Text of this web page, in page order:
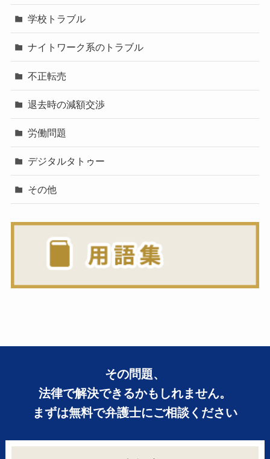
学校トラブル
ナイトワーク系のトラブル
不正転売
退去時の減額交渉
労働問題
デジタルタトゥー
その他
その問題、
法律で解決できるかもしれません。
まずは無料で弁護士にご相談ください